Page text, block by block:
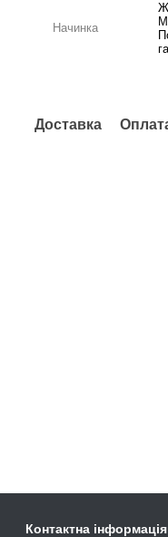
Начинка
Доставка
Контактна інформація